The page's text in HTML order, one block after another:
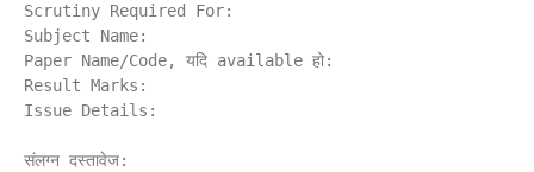
Scrutiny Required For:
Subject Name:
Paper Name/Code, यदि available हो:
Result Marks:
Issue Details:
संलग्न दस्तावेज: